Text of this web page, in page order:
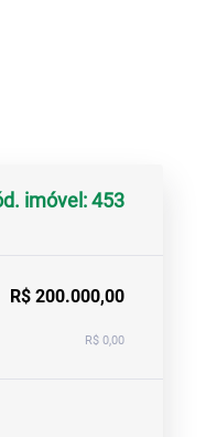
imóvel: 453
R$ 200.000,00
R$ 0,00